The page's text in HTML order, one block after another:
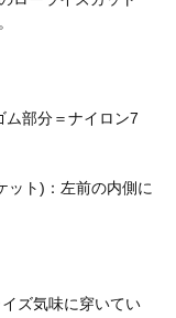
部分＝ナイロン7
ット)：左前の内側に
ズ気味に穿いてい